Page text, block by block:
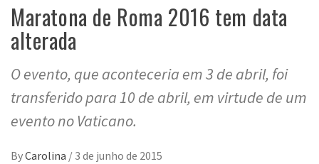
Maratona de Roma 2016 tem data
alterada
O evento, que aconteceria em 3 de abril, foi
transferido para 10 de abril, em virtude de um
evento no Vaticano.
ByCarolina / 3 de junho de 2015